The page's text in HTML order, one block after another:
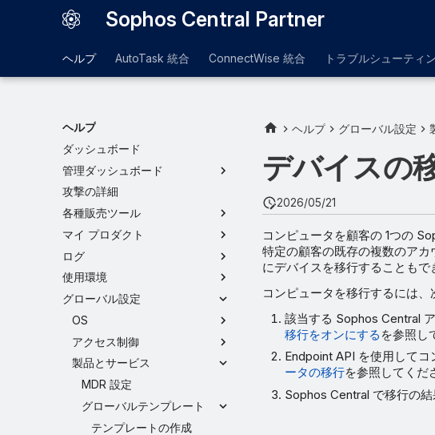
Sophos Central Partner
ヘルプ AutoTask 統合 ConnectWise 統合 トラブルシューティ
ヘルプ
ダッシュボード
管理ダッシュボード
攻撃の詳細
各種販売ツール
マイ プロダクト
ログ
使用環境
グローバル設定
OS
アクセス制御
製品とサービス
MDR 設定
グローバルテンプレート
テンプレートの作成
ヘルプ グローバル設定
デバイスの
2026/05/21
コンピュータを顧客の 1つの
特定の顧客の既存の複数のア
にデバイスを移行することもで
コンピュータを移行するには、
該当する Sophos Central
移行をオンにする を参照し
Endpoint API を使用してコ
ータの移行を参照してくだ
Sophos Central で移行の